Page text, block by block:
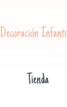
Decoración
Tienda